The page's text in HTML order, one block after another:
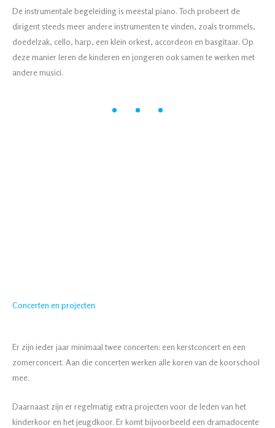
De instrumentale begeleiding is meestal piano. Toch probeert de
dirigent steeds meer andere instrumenten te vinden, zoals trommels,
doedelzak, cello, harp, een klein orkest, accordeon en basgitaar. Op
deze manier leren de kinderen en jongeren ook samen te werken met
andere musici.
Concerten en projecten
Er zijn ieder jaar minimaal twee concerten: een kerstconcert en een
zomerconcert. Aan die concerten werken alle koren van de koorschool
mee.
Daarnaast zijn er regelmatig extra projecten voor de leden van het
kinderkoor en het jeugdkoor. Er komt bijvoorbeeld een dramadocente